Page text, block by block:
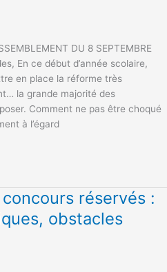
DU 8 SEPTEMBRE
En ce début d’année scolaire,
en place la réforme très
la grande majorité des
Comment ne pas être choqué
à l’égard
réservés :
obstacles